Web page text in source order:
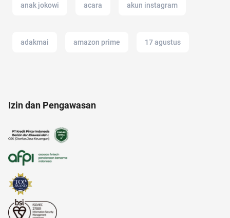
anak jokowi acara akun instagram
adakmai amazon prime 17 agustus
amazon
Izin dan Pengawasan